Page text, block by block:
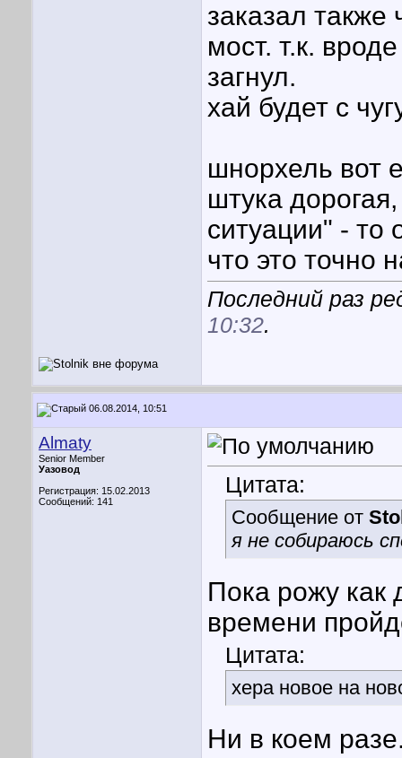
заказал
мост. т.к.
загнул.
хай будет с
шнорхель вот
штука
ситуации" - то
что это точно
Последний раз
10:32.
06.08.2014, 10:51
Almaty
Senior Member
Уазовод
Регистрация: 15.02.2013
Сообщений: 141
Цитата:
Сообщение от
я не собираюсь
Пока рожу как
времени
Цитата:
хера новое на
Ни в коем